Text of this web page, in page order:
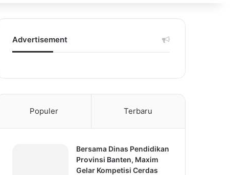
Advertisement
Populer Terbaru
Bersama Dinas Pendidikan
Provinsi Banten, Maxim
Gelar Kompetisi Cerdas